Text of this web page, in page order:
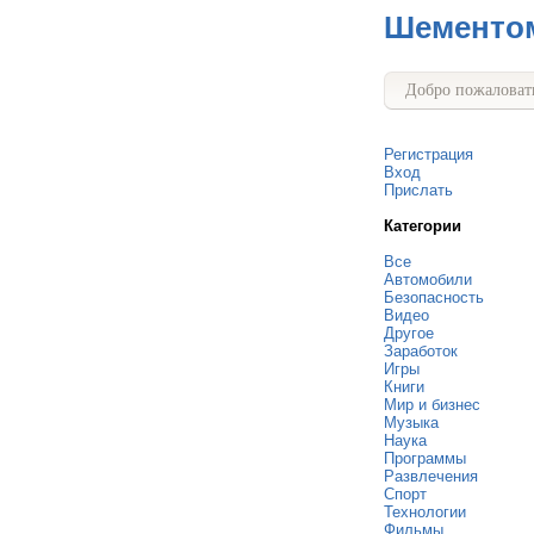
Добро
Регистрация
Вход
Прислать
Категории
Все
Автомобили
Безопасность
Видео
Другое
Заработок
Игры
Книги
Мир и бизнес
Музыка
Наука
Программы
Развлечения
Спорт
Технологии
Фильмы